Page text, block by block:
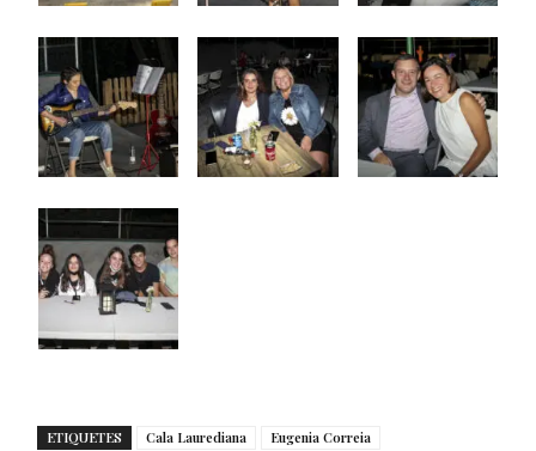
ETIQUETES Cala Laurediana
Eugenia Correia